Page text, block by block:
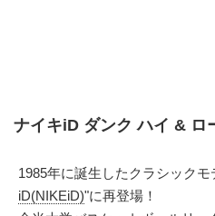
ナイキiD ダンク ハイ & ロ
1985年に誕生したクラシック
iD(NIKEiD)"に再登場！